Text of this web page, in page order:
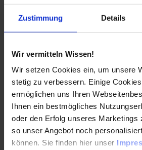
Zustimmung Details
Wir vermitteln Wissen!
Wir setzen Cookies ein, um unsere
stetig zu verbessern. Einige
ermöglichen uns Ihren
Ihnen ein bestmögliches
oder den Erfolg unseres Marketings
so unser Angebot noch
können. Sie finden hier unser
Hohe
Du lernst
für dein agiles Projektmanagement
Produktmanagement kennen und
Bestensvernetzt: Knüpfe
Referenten und renommierten
Der nächste Karriereschritt:
VDI Wissensforums als wertvolle
Karriereplanung.
Das VDI Wissensforum ist seit über